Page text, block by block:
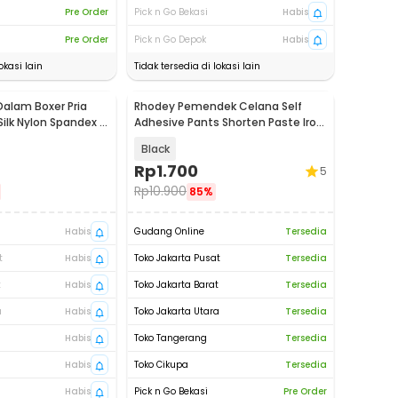
Pre Order
Pre Order
lain
Pick n Go Bekasi
Habis
Pick n Go Depok
Habis
Tidak tersedia di lokasi lain
Boxer Pria
Nylon Spandex 3
Habis
Habis
Habis
Habis
Habis
Habis
Habis
Rhodey Pemendek Celana Self
Adhesive Pants Shorten Paste Iron
Black
Rp1.700
Rp10.900 85%
5
Gudang Online
Tersedia
Toko Jakarta Pusat
Tersedia
Toko Jakarta Barat
Tersedia
Toko Jakarta Utara
Tersedia
Toko Tangerang
Tersedia
Toko Cikupa
Tersedia
Pick n Go Bekasi
Pre Order